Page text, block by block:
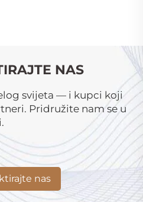
NAS
svijeta — i kupci koji
Pridružite nam se u
nas